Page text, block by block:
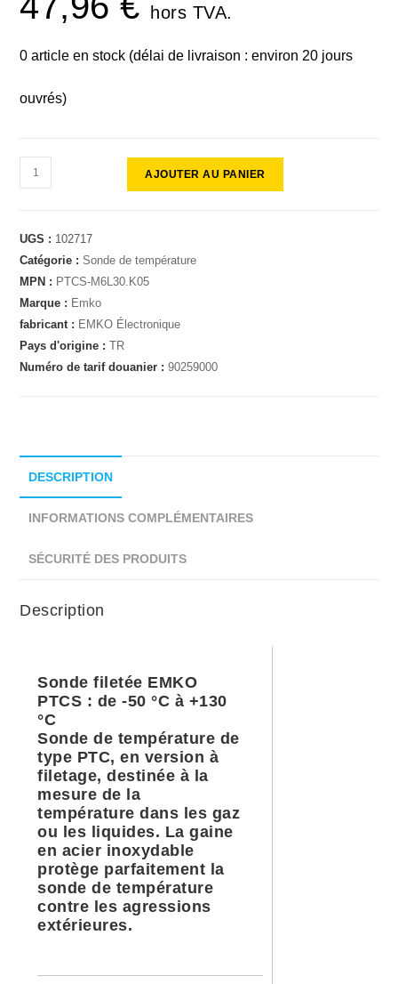
hors TVA.
0 article en stock (délai de livraison : environ 20 jours
ouvrés)
AJOUTER AU PANIER
UGS : 102717
Catégorie :Sonde de température
MPN : PTCS-M6L30.K05
Marque : Emko
fabricant : EMKO Électronique
Pays d'origine :TR
Numéro de tarif douanier :90259000
DESCRIPTION
INFORMATIONS COMPLÉMENTAIRES
SÉCURITÉ DES PRODUITS
Description
Sonde filetée EMKO
PTCS : de -50 °C à +130
°C
Sonde de température de
type PTC, en version à
filetage, destinée à la
mesure de la
température dans les gaz
ou les liquides. La gaine
en acier inoxydable
protège parfaitement la
sonde de température
contre les agressions
extérieures.